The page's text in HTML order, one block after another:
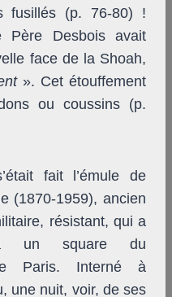
fusillés (p. 76-80) !
Desbois avait
face de la Shoah,
». Cet étouffement
ou coussins (p.
fait l’émule de
(1870-1959), ancien
résistant, qui a
un square du
Paris. Interné à
une nuit, voir, de ses